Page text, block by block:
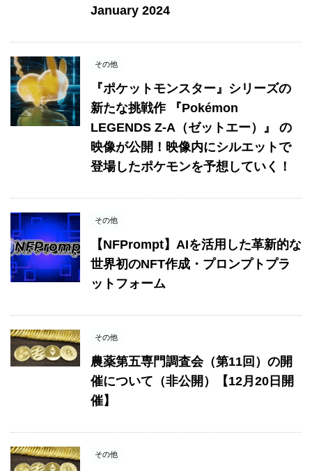
January 2024
その他
『ポケットモンスター』シリーズの
新たな挑戦作 『Pokémon
LEGENDS Z-A（ゼットエー）』 の
映像が公開！映像内にシルエットで
登場したポケモンを予想していく！
その他
【NFPrompt】AIを活用した革新的な
世界初のNFT作成・プロンプトプラ
ットフォーム
その他
農薬第五専門調査会（第11回）の開
催について（非公開）【12月20日開
催】
その他